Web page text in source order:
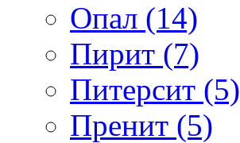
Опал (14)
Пирит (7)
Питерсит (5)
Пренит (5)